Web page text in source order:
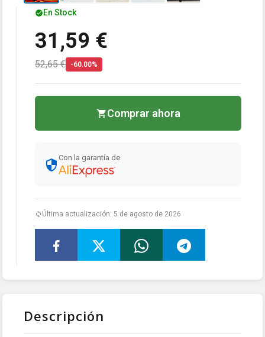
En Stock
31,59 €
52,65 € -60.00%
Comprar ahora
Con la garantía de
Última actualización: 5 de agosto de 2026
Descripción